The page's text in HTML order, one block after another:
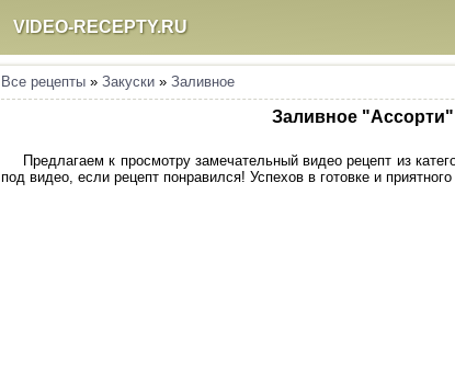
VIDEO-RECEPTY.RU
Все рецепты » Закуски » Заливное
Заливное
Предлагаем к просмотру замечательный видео рецепт из
под видео, если рецепт понравился! Успехов в готовке и приятного